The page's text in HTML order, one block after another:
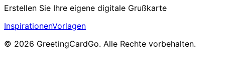
Erstellen Sie Ihre eigene digitale Grußkarte
InspirationenVorlagen
© 2026 GreetingCardGo. Alle Rechte vorbehalten.